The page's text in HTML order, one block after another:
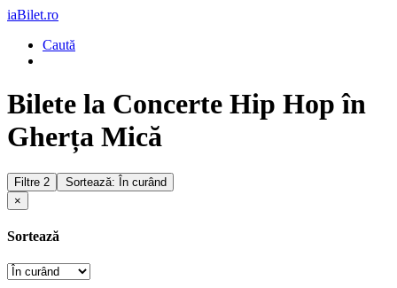
iaBilet.ro
Caută
Bilete la Concerte Hip Hop în
Gherța Mică
Filtre 2
Sortează: În curând
×
Sortează